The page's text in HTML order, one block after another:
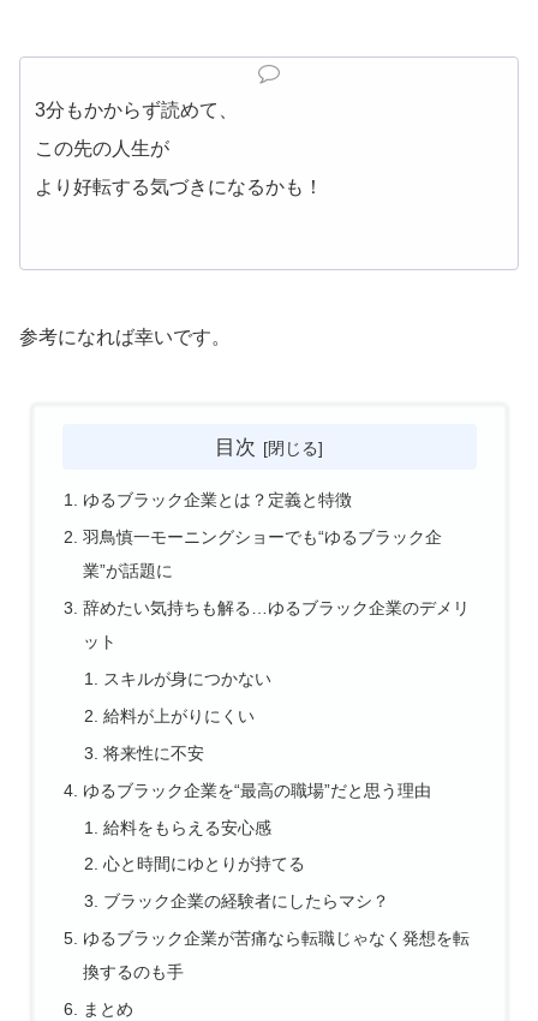
3分もかからず読めて、
この先の人生が
より好転する気づきになるかも！
参考になれば幸いです。
目次
ゆるブラック企業とは？定義と特徴
羽鳥慎一モーニングショーでも“ゆるブラック企
業”が話題に
辞めたい気持ちも解る…ゆるブラック企業のデメリ
ット
スキルが身につかない
給料が上がりにくい
将来性に不安
ゆるブラック企業を“最高の職場”だと思う理由
給料をもらえる安心感
心と時間にゆとりが持てる
ブラック企業の経験者にしたらマシ？
ゆるブラック企業が苦痛なら転職じゃなく発想を転
換するのも手
まとめ